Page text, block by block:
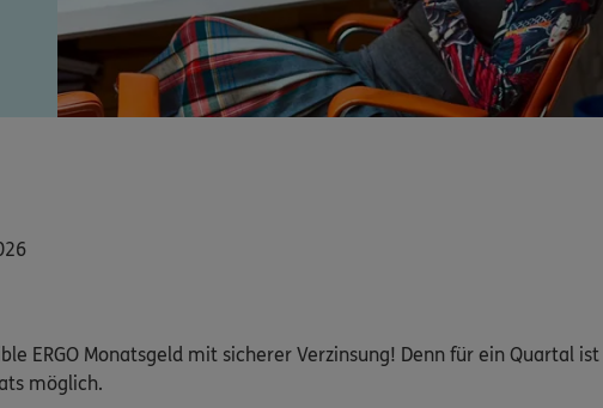
ERGO Monatsgeld mit sicherer Verzinsung! Denn für ein Quartal
möglich.